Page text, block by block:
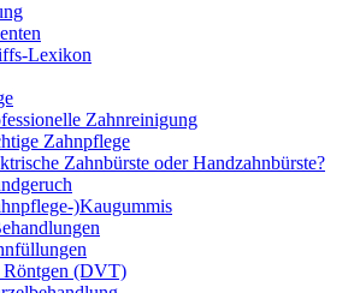
Lexikon
Zahnreinigung
Zahnpflege
Zahnbürste oder Handzahnbürste?
)Kaugummis
(DVT)